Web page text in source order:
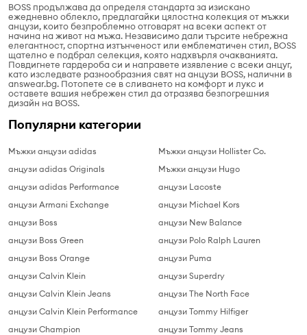
BOSS продължава да определя стандарта за изискано
ежедневно облекло, предлагайки цялостна колекция от мъжки
анцузи, които безпроблемно отговарят на всеки аспект от
начина на живот на мъжа. Независимо дали търсите небрежна
елегантност, спортна изтънченост или емблематичен стил, BOSS
щателно е подбрал селекция, която надхвърля очакванията.
Повдигнете гардероба си и направете изявление с всеки анцуг,
като изследвате разнообразния свят на анцузи BOSS, налични в
answear.bg. Потопете се в сливането на комфорт и лукс и
оставете вашия небрежен стил да отразява безпогрешния
дизайн на BOSS.
Популярни категории
Мъжки анцузи adidas
анцузи adidas Originals
анцузи adidas Performance
анцузи Armani Exchange
анцузи Boss
анцузи Boss Green
анцузи Boss Orange
анцузи Calvin Klein
анцузи Calvin Klein Jeans
анцузи Calvin Klein Performance
анцузи Champion
Мъжки анцузи Hollister Co.
Мъжки анцузи Hugo
анцузи Lacoste
анцузи Michael Kors
анцузи New Balance
анцузи Polo Ralph Lauren
анцузи Puma
анцузи Superdry
анцузи The North Face
анцузи Tommy Hilfiger
анцузи Tommy Jeans